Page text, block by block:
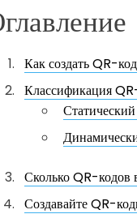
Как создать QR-
Классификация
Сколько QR-кодов
Создавайте QR-